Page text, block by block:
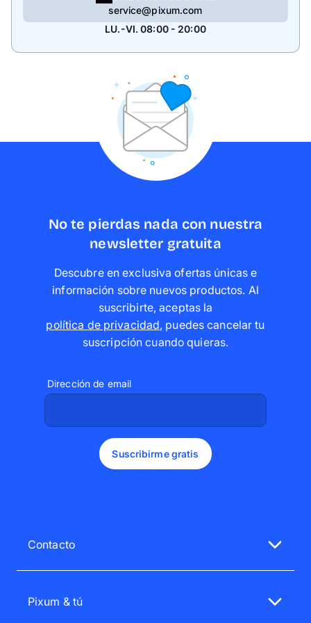
significa que el papel reciclado resultante puede
contener residuos mínimos de esta cola.
service@pixum.com
LU.-VI. 08:00 - 20:00
No te pierdas nada con nuestra
newsletter gratuita
Descubre en exclusiva ofertas únicas e
información sobre nuevos productos. Al
suscribirte, aceptas la
política de privacidad, puedes cancelar tu
suscripción cuando quieras.
Dirección de email
Suscribirme gratis
Contacto
Nuestro servicio de atención al cliente te atenderá
Lu.-Vi. 08:00 - 20:00
Pixum & tú